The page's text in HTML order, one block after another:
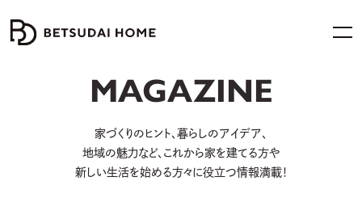
MAGAZINE
家づくりのヒント、暮らしのアイデア、
地域の魅力など、 これから家を建てる方や
新しい生活を始める方々に役立つ情報満載！